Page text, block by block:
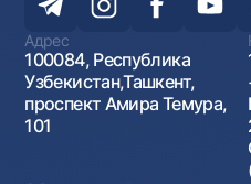
Адрес
100084, Республика
Узбекистан,Ташкент,
проспект Амира Темура,
101